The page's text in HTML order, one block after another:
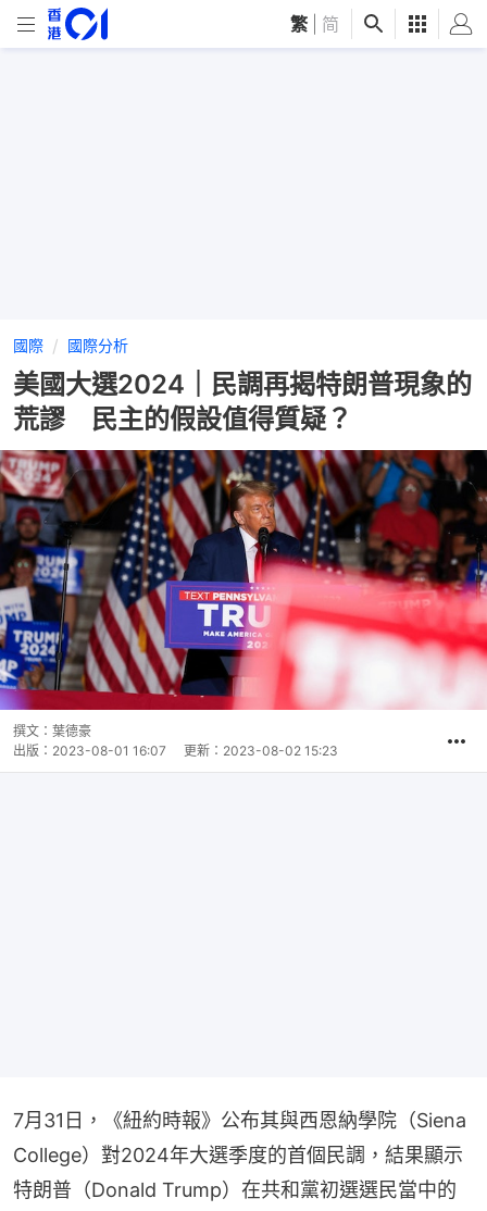
繁 简
國際 國際分析
美國大選2024｜民調再揭特朗普現象的
荒謬 民主的假設值得質疑？
撰文： 葉德豪
出版： 2023-08-01 16:07 更新： 2023-08-02 15:23
7月31日，《紐約時報》公布其與西恩納學院（Siena
College）對2024年大選季度的首個民調，結果顯示
特朗普（Donald Trump）在共和黨初選選民當中的